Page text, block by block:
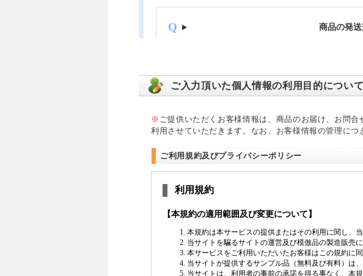
ご入力頂いた個人情報の利用目的について
※ ご提供いただくお客様情報は、商品のお届け、お問
利用させていただきます。なお、お客様情報の管理に
ご利用規約及びプライバシーポリシー